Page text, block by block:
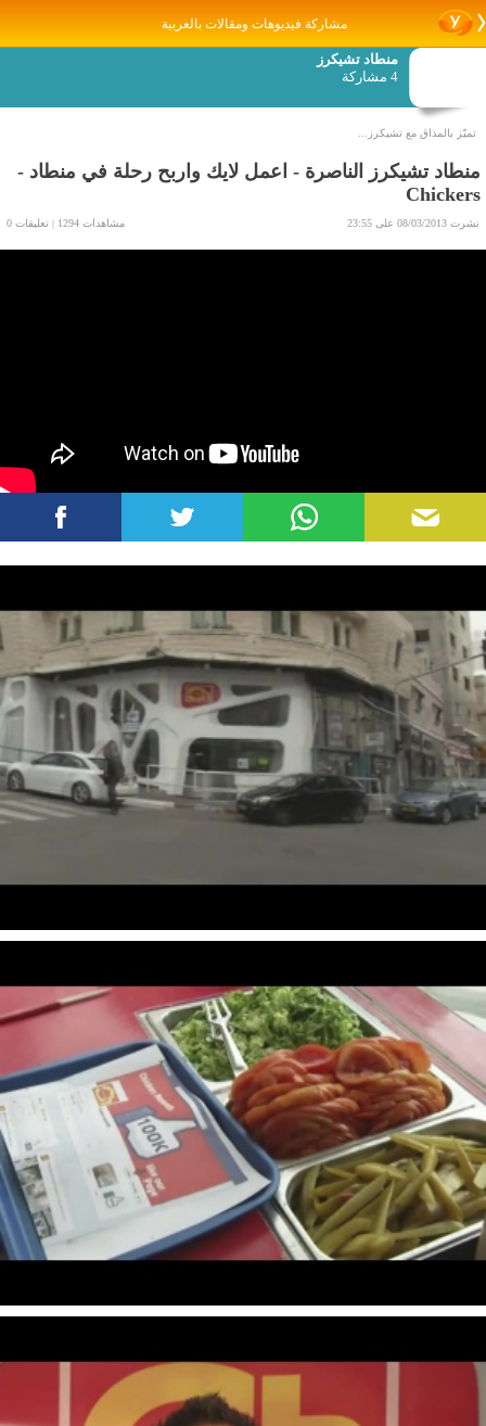
مشاركة فيديوهات ومقالات بالعربية
منطاد تشيكرز
4 مشاركة
تميّز بالمذاق مع تشيكرز...
منطاد تشيكرز الناصرة - اعمل لايك واربح رحلة في منطاد -
Chickers
نشرت 08/03/2013 على 23:55 مشاهدات 1294 | تعليقات 0